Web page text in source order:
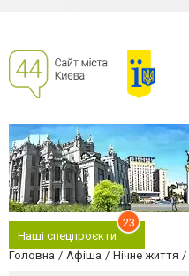
Наші спецпроєкти
23
Головна Афіша Нічне життя